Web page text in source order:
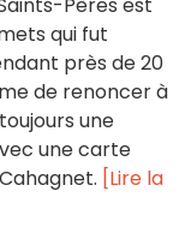
Pères est
qui fut
près de 20
de renoncer à
une
une carte
[Lire la